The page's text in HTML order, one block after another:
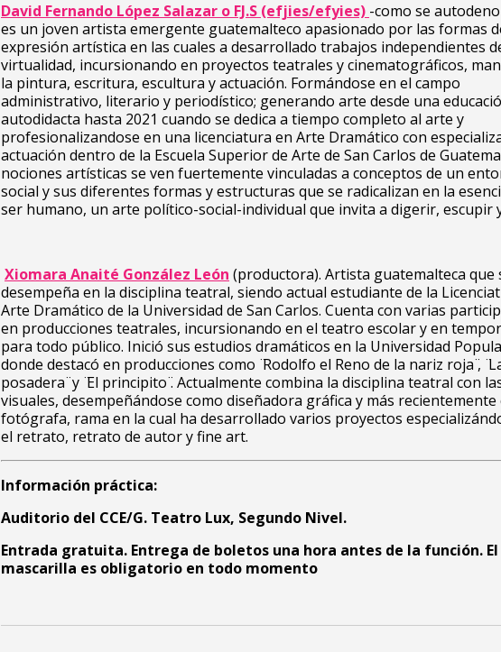
David Fernando López Salazar o FJ.S (efjies/efyies) -como se
es un joven artista emergente guatemalteco apasionado por las formas
expresión artística en las cuales a desarrollado trabajos independientes
virtualidad, incursionando en proyectos teatrales y cinematográficos,
la pintura, escritura, escultura y actuación. Formándose en el campo
administrativo, literario y periodístico; generando arte desde una
autodidacta hasta 2021 cuando se dedica a tiempo completo al arte y
profesionalizandose en una licenciatura en Arte Dramático con
actuación dentro de la Escuela Superior de Arte de San Carlos de
nociones artísticas se ven fuertemente vinculadas a conceptos de un
social y sus diferentes formas y estructuras que se radicalizan en la
ser humano, un arte político-social-individual que invita a digerir, escupir
Xiomara Anaité González León (productora). Artista guatemalteca que
desempeña en la disciplina teatral, siendo actual estudiante de la
Arte Dramático de la Universidad de San Carlos. Cuenta con varias
en producciones teatrales, incursionando en el teatro escolar y en
para todo público. Inició sus estudios dramáticos en la Universidad
donde destacó en producciones como ̈Rodolfo el Reno de la nariz roja ̈,
posadera ̈ y ̈El principito ̈. Actualmente combina la disciplina teatral con
visuales, desempeñándose como diseñadora gráfica y más recientemente
fotógrafa, rama en la cual ha desarrollado varios proyectos
el retrato, retrato de autor y fine art.
Información práctica:
Auditorio del CCE/G. Teatro Lux, Segundo Nivel.
Entrada gratuita. Entrega de boletos una hora antes de la función. El
mascarilla es obligatorio en todo momento